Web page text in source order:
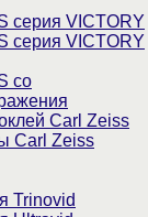
серия VICTORY
серия VICTORY
со
Carl Zeiss
Carl Zeiss
Trinovid